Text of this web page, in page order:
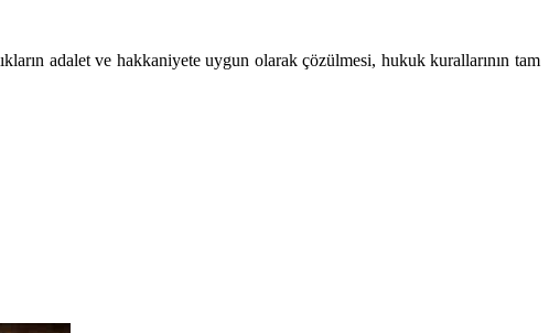
adalet ve hakkaniyete uygun olarak çözülmesi, hukuk kurallarının tam